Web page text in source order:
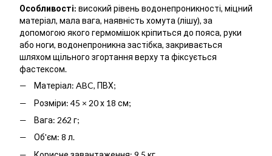
Особливості: високий рівень водонепроникності, міцний
матеріал, мала вага, наявність хомута (лішу), за
допомогою якого гермомішок кріпиться до пояса, руки
або ноги, водонепроникна застібка, закривається
шляхом щільного згортання верху та фіксується
фастексом.
Матеріал: ABC, ПВХ;
Розміри: 45 × 20 х 18 см;
Вага: 262 г;
Об'єм: 8 л.